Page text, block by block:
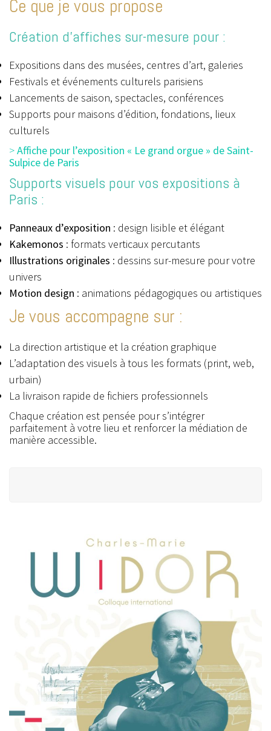
Ce que je vous propose
Création d’affiches sur-mesure pour :
Expositions dans des musées, centres d’art, galeries
Festivals et événements culturels parisiens
Lancements de saison, spectacles, conférences
Supports pour maisons d’édition, fondations, lieux
culturels
>Affiche pour l’exposition « Le grand orgue » de Saint-
Sulpice de Paris
Supports visuels pour vos expositions à
Paris :
Panneaux d’exposition : design lisible et élégant
Kakemonos : formats verticaux percutants
Illustrations originales : dessins sur-mesure pour votre
univers
Motion design : animations pédagogiques ou artistiques
Je vous accompagne sur :
La direction artistique et la création graphique
L’adaptation des visuels à tous les formats (print, web,
urbain)
La livraison rapide de fichiers professionnels
Chaque création est pensée pour s’intégrer
parfaitement à votre lieu et renforcer la médiation de
manière accessible.